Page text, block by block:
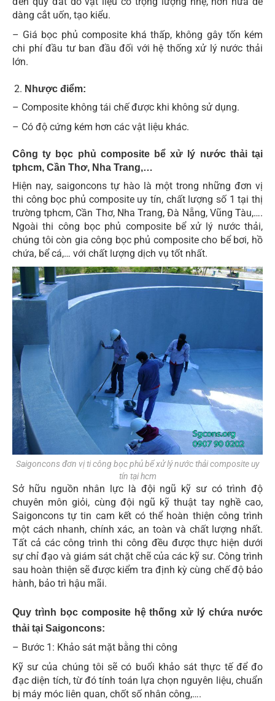
dàng cắt uốn, tạo kiểu.
– Giá bọc phủ composite khá thấp, không gây tốn kém
chi phí đầu tư ban đầu đối với hệ thống xử lý nước thải
lớn.
Nhược điểm:
– Composite không tái chế được khi không sử dụng.
– Có độ cứng kém hơn các vật liệu khác.
Công ty bọc phủ composite bể xử lý nước thải tại
tphcm, Cần Thơ, Nha Trang,…
Hiện nay, saigoncons tự hào là một trong những đơn vị
thi công bọc phủ composite uy tín, chất lượng số 1 tại thị
trường tphcm, Cần Thơ, Nha Trang, Đà Nẵng, Vũng Tàu,….
Ngoài thi công bọc phủ composite bể xử lý nước thải,
chúng tôi còn gia công bọc phủ composite cho bể bơi, hồ
chứa, bể cá,… với chất lượng dịch vụ tốt nhất.
Saigoncons đơn vị ti công bọc phủ bể xử lý nước thải composite uy
tín tại hcm
Sở hữu nguồn nhân lực là đội ngũ kỹ sư có trình độ
chuyên môn giỏi, cùng đội ngũ kỹ thuật tay nghề cao,
Saigoncons tự tin cam kết có thể hoàn thiện công trình
một cách nhanh, chính xác, an toàn và chất lượng nhất.
Tất cả các công trình thi công đều được thực hiện dưới
sự chỉ đạo và giám sát chặt chẽ của các kỹ sư. Công trình
sau hoàn thiện sẽ được kiểm tra định kỳ cùng chế độ bảo
hành, bảo trì hậu mãi.
Quy trình bọc composite hệ thống xử lý chứa nước
thải tại Saigoncons:
– Bước 1: Khảo sát mặt bằng thi công
Kỹ sư của chúng tôi sẽ có buổi khảo sát thực tế để đo
đạc diện tích, từ đó tính toán lựa chọn nguyên liệu, chuẩn
bị máy móc liên quan, chốt số nhân công,….